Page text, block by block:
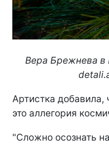
Вера Брежнева в
Артистка добавила,
это аллегория
"Сложно осознать